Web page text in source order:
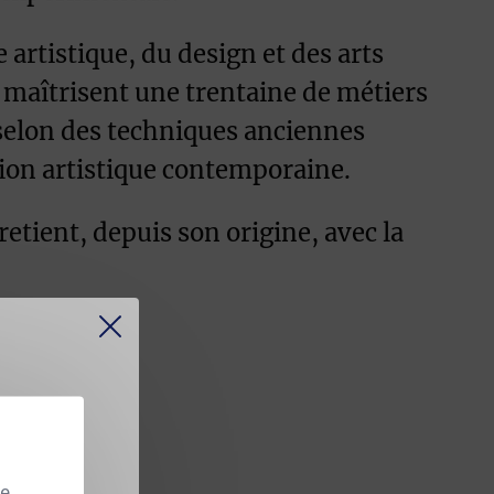
du design et des arts
maîtrisent une trentaine de métiers
des techniques anciennes
artistique contemporaine.
depuis son origine, avec la